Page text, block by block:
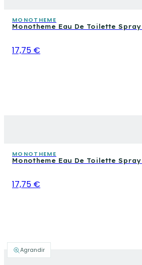
Agrandir
MONOTHEME
Monotheme Eau De Toilette
17,75 €
MONOTHEME
Monotheme Eau De Toilette
17,75 €